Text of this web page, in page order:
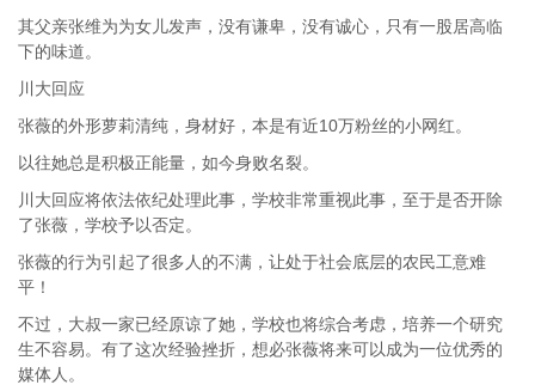
其父亲张维为为女儿发声，没有谦卑，没有诚心，只有一股居高临
下的味道。
川大回应
张薇的外形萝莉清纯，身材好，本是有近10万粉丝的小网红。
以往她总是积极正能量，如今身败名裂。
川大回应将依法依纪处理此事，学校非常重视此事，至于是否开除
了张薇，学校予以否定。
张薇的行为引起了很多人的不满，让处于社会底层的农民工意难
平！
不过，大叔一家已经原谅了她，学校也将综合考虑，培养一个研究
生不容易。有了这次经验挫折，想必张薇将来可以成为一位优秀的
媒体人。